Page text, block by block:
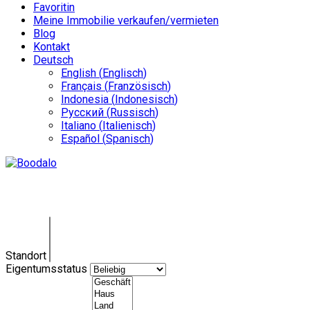
Favoritin
Meine Immobilie verkaufen/vermieten
Blog
Kontakt
Deutsch
English (Englisch)
Français (Französisch)
Indonesia (Indonesisch)
Русский (Russisch)
Italiano (Italienisch)
Español (Spanisch)
Standort
Eigentumsstatus